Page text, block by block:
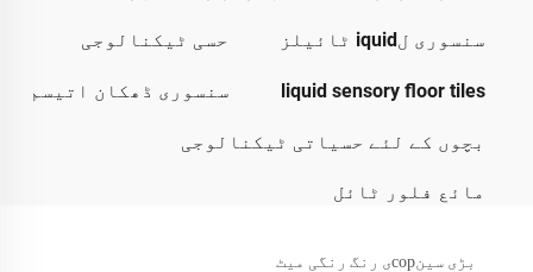
سنسوری لiquid ٹائیلز حسی ٹیکنالوجی
liquid sensory floor tiles سنسوری ڈھکان اتیسم
بچوں کے لئے حسیاتی ٹیکنالوجی
مائع فلور ٹائل
بڑی سینсорی رنگ رنگی میٹ